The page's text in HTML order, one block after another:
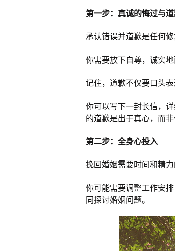
第一步：真诚的悔过与道
承认错误并道歉是任何修
你需要放下自尊，诚实
记住，道歉不仅要口头表
你可以写下一封长信，
的道歉是出于真心，而
第二步：全身心投入
挽回婚姻需要时间和精
你可能需要调整工作安
同探讨婚姻问题。